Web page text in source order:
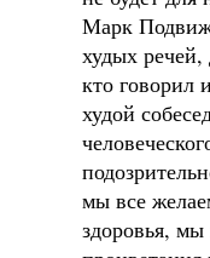
Марк
худых речей,
кто
худой
мы все
здоровья,